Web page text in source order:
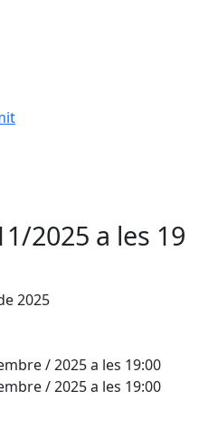
2025 a les 19
2025
/ 2025 a les 19:00
/ 2025 a les 19:00